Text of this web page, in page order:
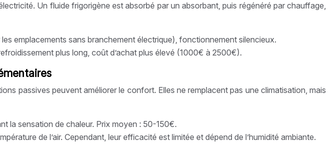
Un fluide frigorigène est absorbé par un absorbant, puis régénéré par chauffage,
emplacements sans branchement électrique), fonctionnement silencieux.
plus long, coût d’achat plus élevé (1000€ à 2500€).
passives peuvent améliorer le confort. Elles ne remplacent pas une climatisation, mais
la sensation de chaleur. Prix moyen : 50-150€.
de l’air. Cependant, leur efficacité est limitée et dépend de l’humidité ambiante.